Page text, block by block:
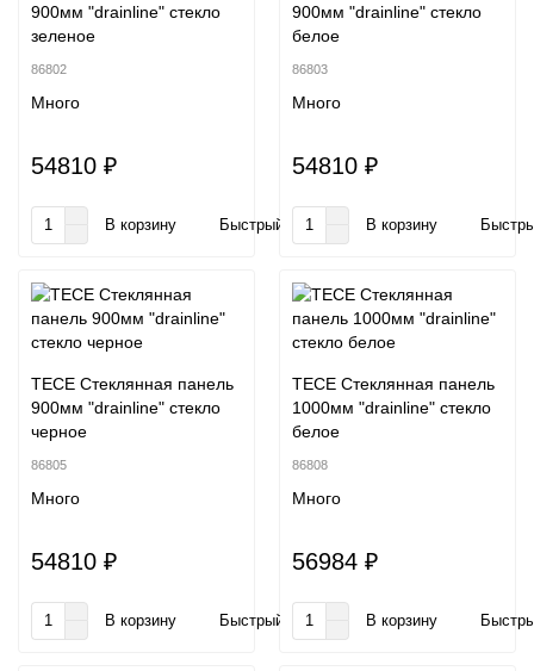
900мм "drainline" стекло
зеленое
86802
Много
54810 ₽
В корзину Быстрый заказ
900мм "drainline" стекло
белое
86803
Много
54810 ₽
В корзину
TECE Стеклянная панель
900мм "drainline" стекло
черное
86805
Много
54810 ₽
В корзину Быстрый заказ
TECE Стеклянная панель
1000мм "drainline" стекло
белое
86808
Много
56984 ₽
В корзину